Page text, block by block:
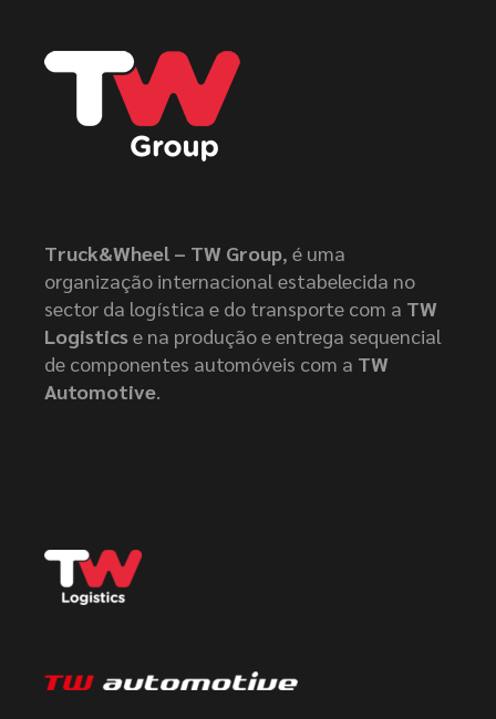
Truck&Wheel – TW Group, é uma
organização internacional estabelecida no
sector da logística e do transporte com a TW
Logisticse na produção e entrega sequencial
de componentes automóveis com a TW
Automotive.